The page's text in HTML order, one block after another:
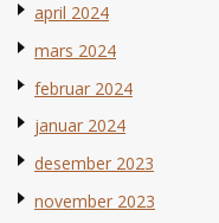
april 2024
mars 2024
februar 2024
januar 2024
desember 2023
november 2023